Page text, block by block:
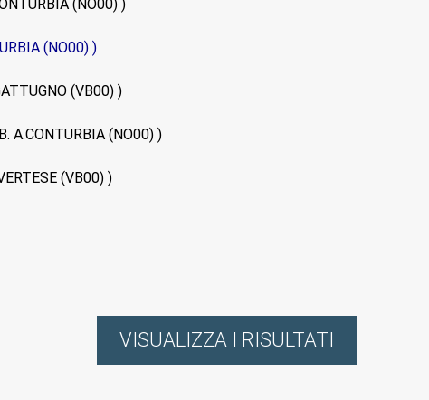
(NO00) )
(NO00) )
(VB00) )
A.CONTURBIA (NO00) )
(VB00) )
VISUALIZZA I RISULTATI